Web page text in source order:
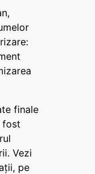
finale
fost
Vezi
pe